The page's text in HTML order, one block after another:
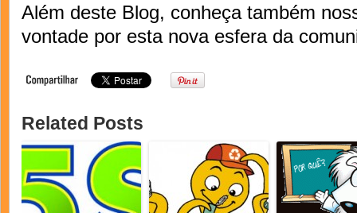
Além deste Blog, conheça também
vontade por esta nova esfera da
Related Posts